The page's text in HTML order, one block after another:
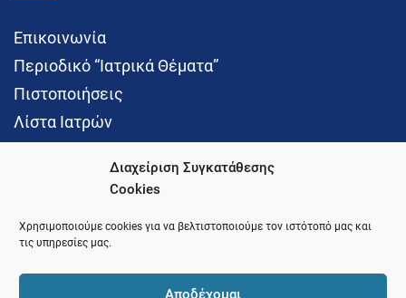
Διαχείριση Συγκατάθεσης
Cookies
Χρησιμοποιούμε cookies για να βελτιστοποιούμε τον ιστότοπό μας και
τις υπηρεσίες μας.
Αποδέχομαι
Επικοινωνία
Περιοδικό “Ιατρικά Θέματα”
Πιστοποιήσεις
Λίστα Ιατρών
Social Media